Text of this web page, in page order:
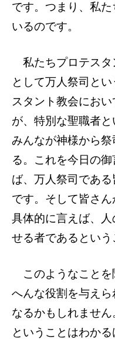
です。つまり、私
いるのです。
私たちプロテスタ
として万人祭司と
スタント教会にお
が、特別な聖職者と
みんなが神様から
る。これを今日の
ば、万人祭司であ
です。そして皆さ
具体的に言えば、
せる者であるという
このようなことを
へんな役割を与え
なるかもしれません
ということはわか